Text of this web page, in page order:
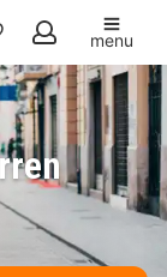
menu